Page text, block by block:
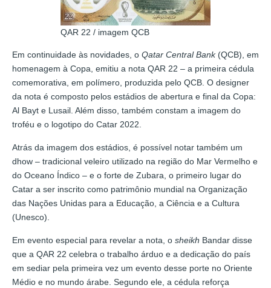
QAR 22 / imagem QCB
Em continuidade às novidades, o Qatar Central Bank(QCB), em
homenagem à Copa, emitiu a nota QAR 22 – a primeira cédula
comemorativa, em polímero, produzida pelo QCB. O designer
da nota é composto pelos estádios de abertura e final da Copa:
Al Bayt e Lusail. Além disso, também constam a imagem do
troféu e o logotipo do Catar 2022.
Atrás da imagem dos estádios, é possível notar também um
dhow – tradicional veleiro utilizado na região do Mar Vermelho e
do Oceano Índico – e o forte de Zubara, o primeiro lugar do
Catar a ser inscrito como patrimônio mundial na Organização
das Nações Unidas para a Educação, a Ciência e a Cultura
(Unesco).
Em evento especial para revelar a nota, o sheikh Bandar disse
que a QAR 22 celebra o trabalho árduo e a dedicação do país
em sediar pela primeira vez um evento desse porte no Oriente
Médio e no mundo árabe. Segundo ele, a cédula reforça